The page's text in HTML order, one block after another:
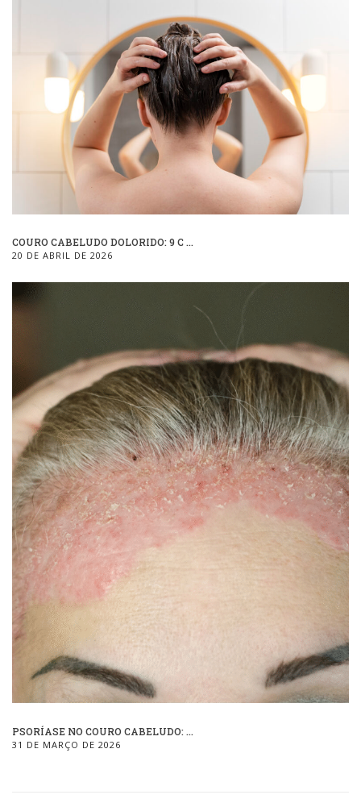
COURO CABELUDO DOLORIDO: 9 C ...
20 DE ABRIL DE 2026
PSORÍASE NO COURO CABELUDO: ...
31 DE MARÇO DE 2026